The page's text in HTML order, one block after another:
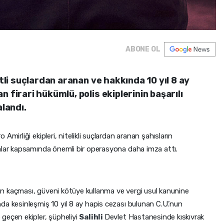
ABONE OL
suçlardan aranan ve hakkında 10 yıl 8 ay
firari hükümlü, polis ekiplerinin başarılı
ekipleri, nitelikli suçlardan aranan şahısların
kapsamında önemli bir operasyona daha imza attı.
kaçması, güveni kötüye kullanma ve vergi usul kanunine
kesinleşmiş 10 yıl 8 ay hapis cezası bulunan C.U.’nun
ekipler, şüpheliyi Salihli Devlet Hastanesinde kıskıvrak